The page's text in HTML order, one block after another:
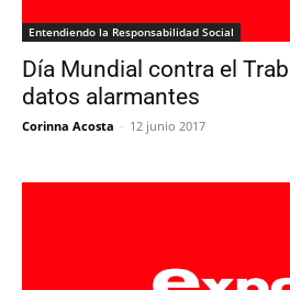
Entendiendo la Responsabilidad Social
Día Mundial contra el
datos alarmantes
Corinna Acosta - 12 junio 2017